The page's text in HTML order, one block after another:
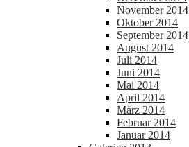
November 2014
Oktober 2014
September 2014
August 2014
Juli 2014
Juni 2014
Mai 2014
April 2014
März 2014
Februar 2014
Januar 2014